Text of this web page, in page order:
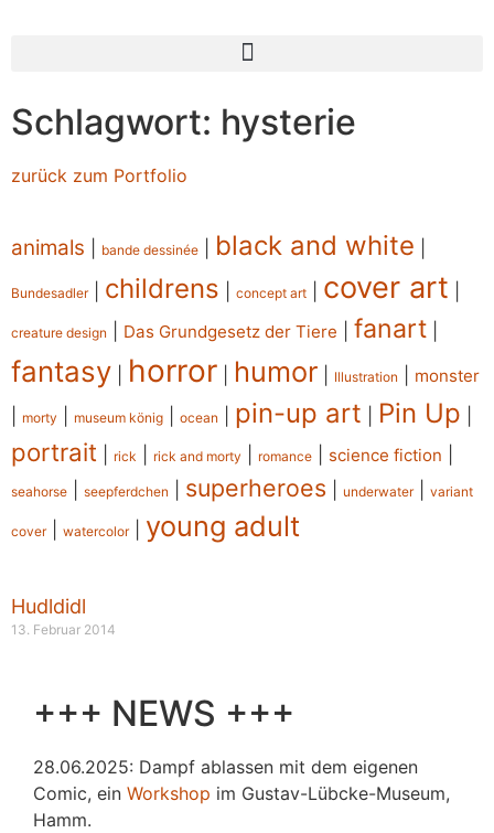
Schlagwort: hysterie
zurück zum Portfolio
animals bande dessinée black and white
Bundesadler| childrens concept art cover art
creature design Das Grundgesetz der Tiere fanart
fantasy horror humor Illustration monster
morty museum könig ocean pin-up art Pin Up
portrait rick rick and morty romance science fiction
seahorse seepferdchen superheroes underwater| variant
cover| watercolor| young adult
Hudldidl
13. Februar 2014
+++ NEWS +++
28.06.2025: Dampf ablassen mit dem eigenen
Comic, ein Workshop im Gustav-Lübcke-Museum,
Hamm.